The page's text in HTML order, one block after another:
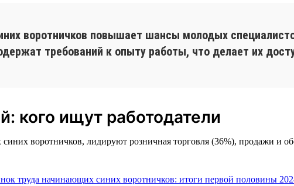
воротничков повышает шансы молодых
требований к опыту работы, что делает их
кого ищут работодатели
воротничков, лидируют розничная торговля (36%), продажи и